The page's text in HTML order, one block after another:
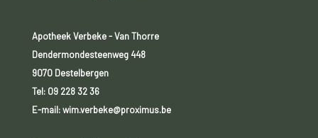
Apotheek Verbeke - Van Thorre
Dendermondesteenweg 448
9070 Destelbergen
Tel: 09 228 32 36
E-mail: wim.verbeke@proximus.be